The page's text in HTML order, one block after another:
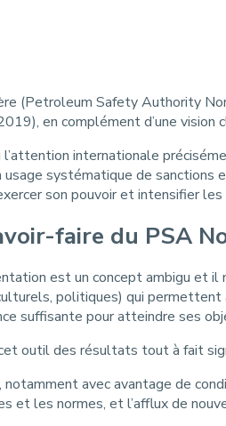
(Petroleum Safety Authority
en complément d’une
internationale
systématique de sanctions
son pouvoir et intensifier les
faire du PSA
est un concept ambigu et
politiques) qui
suffisante pour atteindre ses
outil des résultats tout à fait
avec avantage de
et les normes, et l’afflux de